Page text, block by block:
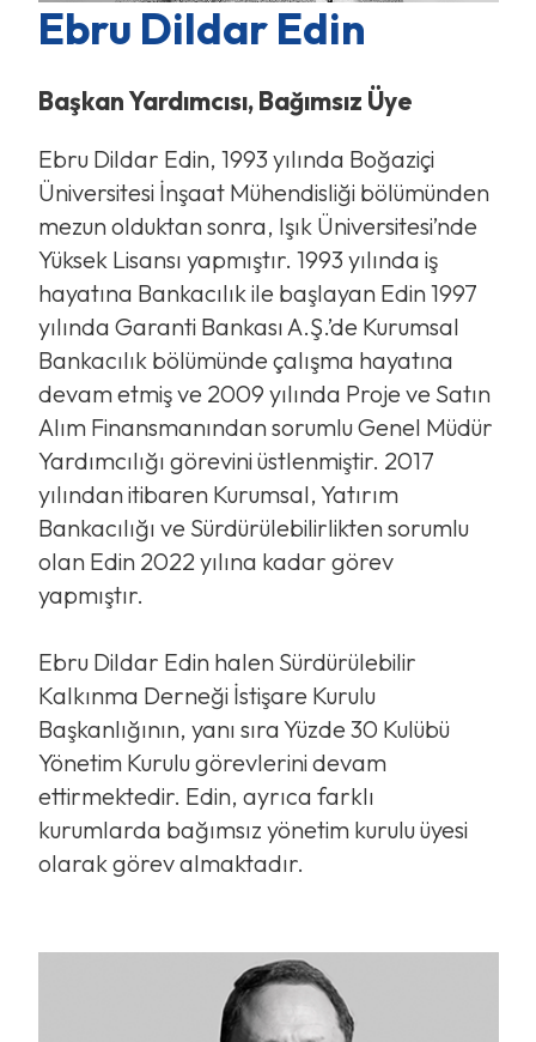
Ebru Dildar Edin
Başkan Yardımcısı, Bağımsız Üye
Ebru Dildar Edin, 1993 yılında Boğaziçi
Üniversitesi İnşaat Mühendisliği bölümünden
mezun olduktan sonra, Işık Üniversitesi’nde
Yüksek Lisansı yapmıştır. 1993 yılında iş
hayatına Bankacılık ile başlayan Edin 1997
yılında Garanti Bankası A.Ş.’de Kurumsal
Bankacılık bölümünde çalışma hayatına
devam etmiş ve 2009 yılında Proje ve Satın
Alım Finansmanından sorumlu Genel Müdür
Yardımcılığı görevini üstlenmiştir. 2017
yılından itibaren Kurumsal, Yatırım
Bankacılığı ve Sürdürülebilirlikten sorumlu
olan Edin 2022 yılına kadar görev
yapmıştır.
Ebru Dildar Edin halen Sürdürülebilir
Kalkınma Derneği İstişare Kurulu
Başkanlığının, yanı sıra Yüzde 30 Kulübü
Yönetim Kurulu görevlerini devam
ettirmektedir. Edin, ayrıca farklı
kurumlarda bağımsız yönetim kurulu üyesi
olarak görev almaktadır.